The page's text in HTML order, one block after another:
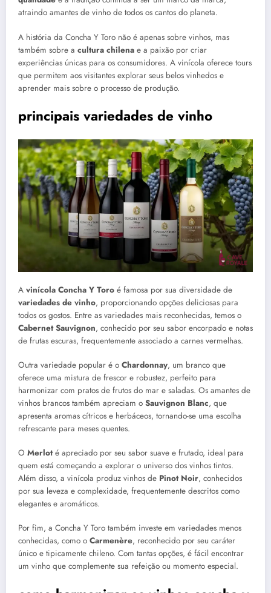
atraindo amantes de vinho de todos os cantos do planeta.
A história da Concha Y Toro não é apenas sobre vinhos, mas
também sobre a cultura chilena e a paixão por criar
experiências únicas para os consumidores. A vinícola oferece tours
que permitem aos visitantes explorar seus belos vinhedos e
aprender mais sobre o processo de produção.
principais variedades de vinho
A vinícola Concha Y Toro é famosa por sua diversidade de
variedades de vinho, proporcionando opções deliciosas para
todos os gostos. Entre as variedades mais reconhecidas, temos o
Cabernet Sauvignon, conhecido por seu sabor encorpado e notas
de frutas escuras, frequentemente associado a carnes vermelhas.
Outra variedade popular é o Chardonnay, um branco que
oferece uma mistura de frescor e robustez, perfeito para
harmonizar com pratos de frutos do mar e saladas. Os amantes de
vinhos brancos também apreciam o Sauvignon Blanc, que
apresenta aromas cítricos e herbáceos, tornando-se uma escolha
refrescante para meses quentes.
O Merloté apreciado por seu sabor suave e frutado, ideal para
quem está começando a explorar o universo dos vinhos tintos.
Além disso, a vinícola produz vinhos de Pinot Noir, conhecidos
por sua leveza e complexidade, frequentemente descritos como
elegantes e aromáticos.
Por fim, a Concha Y Toro também investe em variedades menos
conhecidas, como o Carmenère, reconhecido por seu caráter
único e tipicamente chileno. Com tantas opções, é fácil encontrar
um vinho que complemente sua refeição ou momento especial.